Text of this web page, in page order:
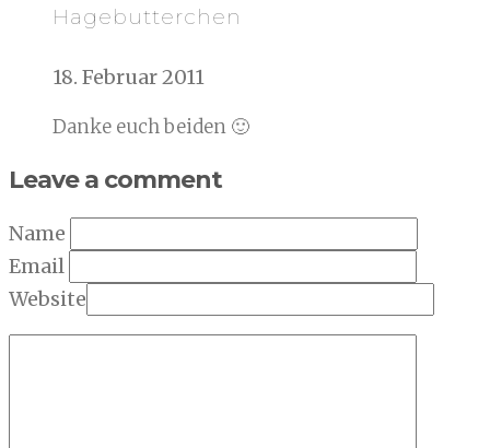
Hagebutterchen
18. Februar 2011
Danke euch beiden 🙂
Leave a comment
Name
Email
Website